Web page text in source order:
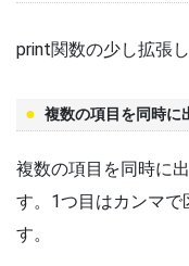
print関数の少し拡張
複数の項目を同時に
複数の項目を同時に
す。1つ目はカンマ
す。